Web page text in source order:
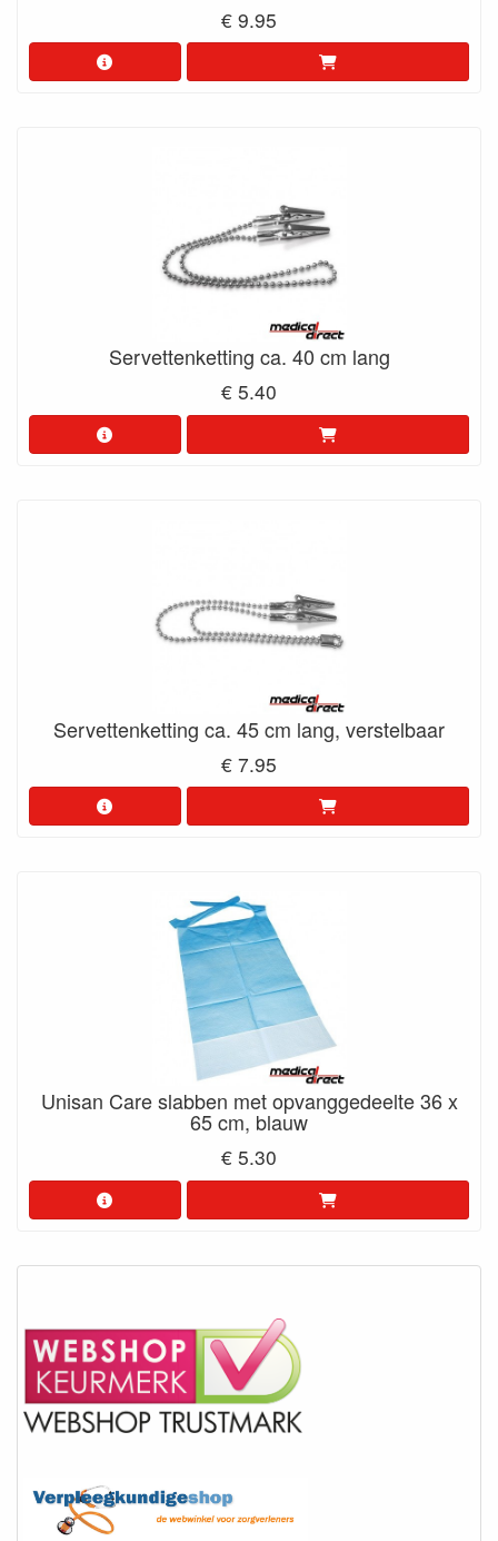
€ 9.95
Servettenketting ca. 40 cm lang
€ 5.40
Servettenketting ca. 45 cm lang, verstelbaar
€ 7.95
Unisan Care slabben met opvanggedeelte 36 x
65 cm, blauw
€ 5.30